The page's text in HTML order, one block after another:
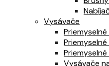
Vysávače
Vysávače